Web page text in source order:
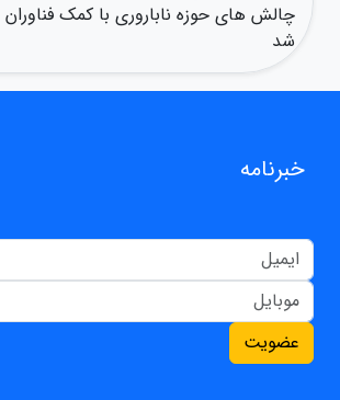
چالش های حوزه ناباروری با کمک
شد
خبرنامه
عضویت